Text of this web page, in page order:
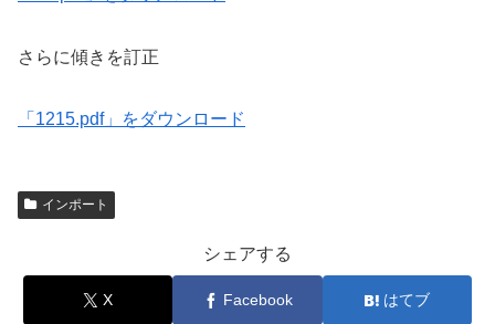
さらに傾きを訂正
「1215.pdf」をダウンロード
インポート
シェアする
X Facebook はてブ